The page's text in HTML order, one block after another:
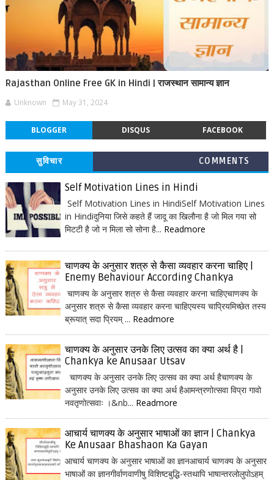
Rajasthan Online Free GK in Hindi | राजस्थान सामान्य ज्ञान
Unknown May 31, 2024
BLOGGER DISQUS FACEBOOK
सुविचार COMMENTS
Self Motivation Lines in Hindi
Self Motivation Lines in HindiSelf Motivation Lines
in Hindiदुनिया जिसे कहते हैं जादू का खिलौना है जो मिल गया सो
मिटटी है जो न मिला सो सोना है... Readmore
चाणक्य के अनुसार शत्रु से कैसा व्यवहार करना चाहिए |
Enemy Behaviour According Chankya
चाणक्य के अनुसार शत्रु से कैसा व्यवहार करना चाहिएचाणक्य के
अनुसार शत्रु से कैसा व्यवहार करना चाहिएयस्य चाप्रियमिच्छेत तस्य
ब्रूयात् सदा प्रियम् ... Readmore
चाणक्य के अनुसार उनके लिए उत्सव का क्या अर्थ है |
Chankya ke Anusaar Utsav
चाणक्य के अनुसार उनके लिए उत्सव का क्या अर्थ हैचाणक्य के
अनुसार उनके लिए उत्सव का क्या अर्थ हैआमन्त्रणोत्सवा विप्रा गावो
नवतृणोत्सवाः ।&nb... Readmore
आचार्य चाणक्य के अनुसार भाषाओं का ज्ञान | Chankya
Ke Anusaar Bhashaon Ka Gayan
आचार्य चाणक्य के अनुसार भाषाओं का ज्ञानआचार्य चाणक्य के अनुसार
भाषाओं का ज्ञानगीर्वाणवाणीषु विशिष्टबुद्धि-स्तथापि भाषान्तरलोलुपोऽहम्